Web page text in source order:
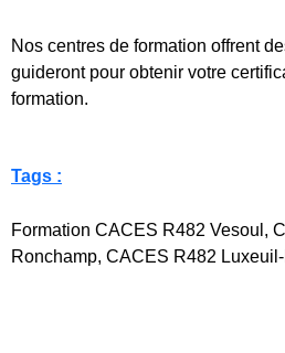
Nos centres de formation offrent
guideront pour obtenir votre
formation.
Tags :
Formation CACES R482 Vesoul,
Ronchamp, CACES R482